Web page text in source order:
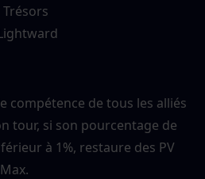
compétence de tous les alliés
tour, si son pourcentage de
à 1%, restaure des PV